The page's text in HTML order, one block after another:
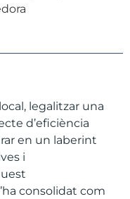
legalitzar una
d’eficiència
en un laberint
i
consolidat com